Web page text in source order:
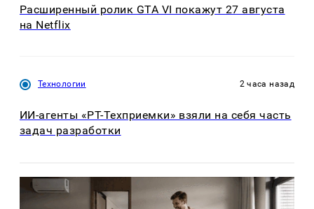
Расширенный ролик GTA VI покажут 27 августа
на Netflix
Технологии 2 часа назад
ИИ-агенты «РТ-Техприемки» взяли на себя часть
задач разработки